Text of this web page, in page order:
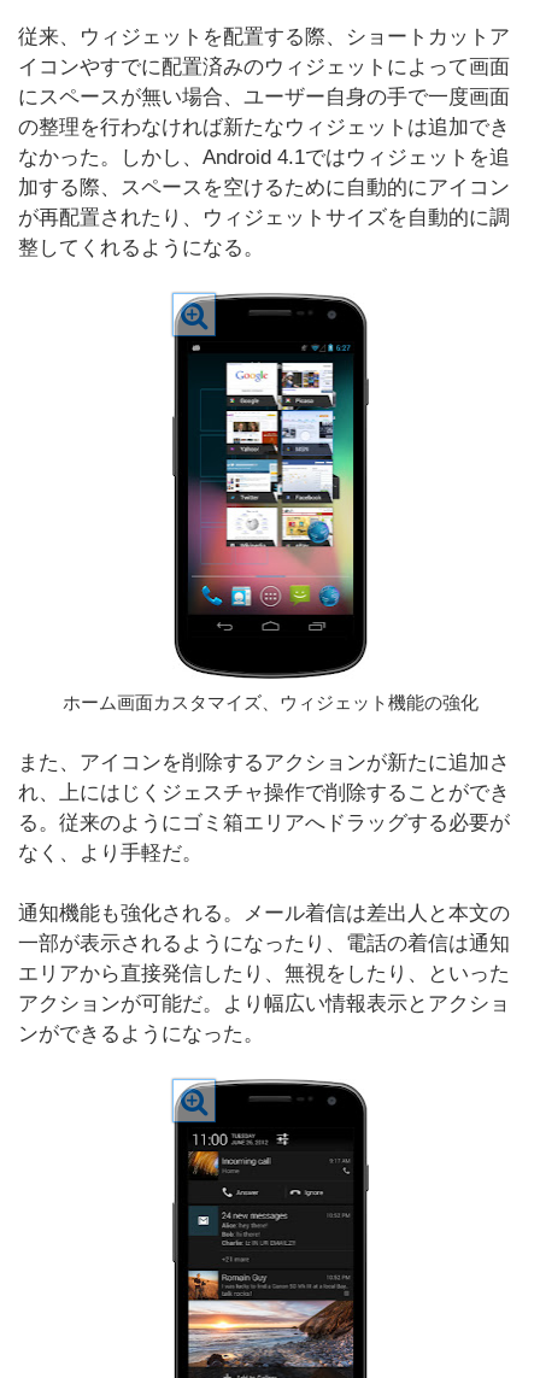
従来、ウィジェットを配置する際、ショートカットア
イコンやすでに配置済みのウィジェットによって画面
にスペースが無い場合、ユーザー自身の手で一度画面
の整理を行わなければ新たなウィジェットは追加でき
なかった。しかし、Android 4.1ではウィジェットを追
加する際、スペースを空けるために自動的にアイコン
が再配置されたり、ウィジェットサイズを自動的に調
整してくれるようになる。
ホーム画面カスタマイズ、ウィジェット機能の強化
また、アイコンを削除するアクションが新たに追加さ
れ、上にはじくジェスチャ操作で削除することができ
る。従来のようにゴミ箱エリアへドラッグする必要が
なく、より手軽だ。
通知機能も強化される。メール着信は差出人と本文の
一部が表示されるようになったり、電話の着信は通知
エリアから直接発信したり、無視をしたり、といった
アクションが可能だ。より幅広い情報表示とアクショ
ンができるようになった。